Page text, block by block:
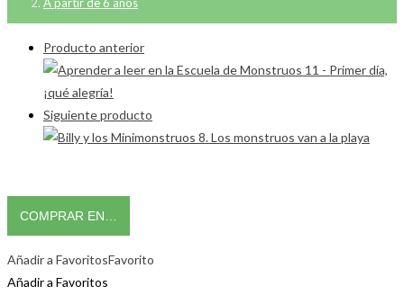
Producto anterior
Siguiente producto
COMPRAR EN…
Añadir a FavoritosFavorito
Añadir a Favoritos